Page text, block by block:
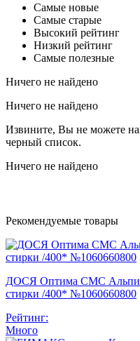
Самые новые
Самые старые
Высокий рейтинг
Низкий рейтинг
Самые полезные
Ничего не найдено
Ничего не найдено
Извините, Вы не можете
черный список.
Ничего не найдено
Рекомендуемые товары
ДОСЯ Оптима СМС
стирки /400* №1060660800
Рейтинг:
Много